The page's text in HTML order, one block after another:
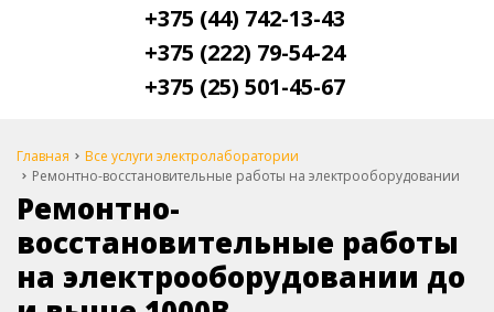
+375 (44) 742-13-43
+375 (222) 79-54-24
+375 (25) 501-45-67
Главная
Все услуги электролаборатории
Ремонтно-восстановительные работы на электрооборудовании
Ремонтно-
восстановительные работы
на электрооборудовании до